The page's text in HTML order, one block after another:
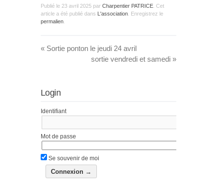
Publié le 23 avril 2025 par Charpentier PATRICE . Cet
article a été publié dans L'association . Enregistrez le
permalien
« Sortie ponton le jeudi 24 avril
sortie vendredi et samedi »
Login
Identifiant
Mot de passe
Se souvenir de moi